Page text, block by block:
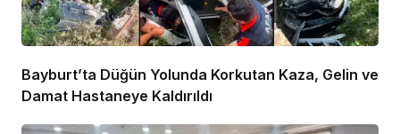
Bayburt’ta Düğün Yolunda Korkutan Kaza, Gelin ve
Damat Hastaneye Kaldırıldı